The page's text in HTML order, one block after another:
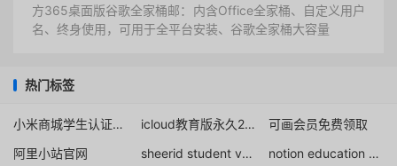
方365桌面版谷歌全家桶邮：内含Office全家桶、自定义用户
名、终身使用，可用于全平台安装、谷歌全家桶大容量
热门标签
小米商城学生认证优惠券 icloud教育版永久200g
可画会员免费领取
阿里小站官网
sheerid student verification hulu notion education email address